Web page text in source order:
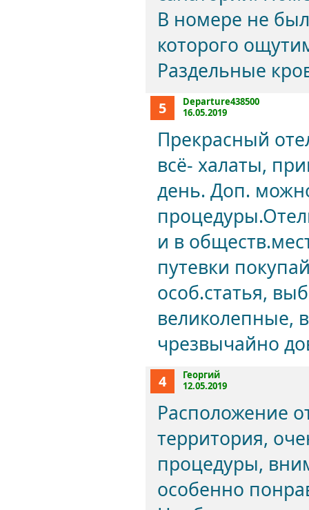
В номере не
которого
Раздельные
5
Departure438500
16.05.2019
Прекрасный
всё- халаты,
день. Доп.
и в
путевки
особ.статья,
великолепные,
чрезвычайно
4
Георгий
12.05.2019
Расположение
территория,
процедуры,
особенно